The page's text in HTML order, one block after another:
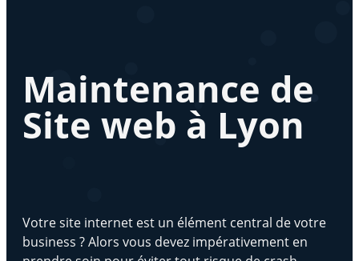
Maintenance de
Site web à Lyon
Votre site internet est un élément central de votre
business ? Alors vous devez impérativement en